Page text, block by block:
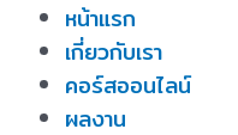
หน้าแรก
เกี่ยวกับเรา
คอร์สออนไลน์
ผลงาน